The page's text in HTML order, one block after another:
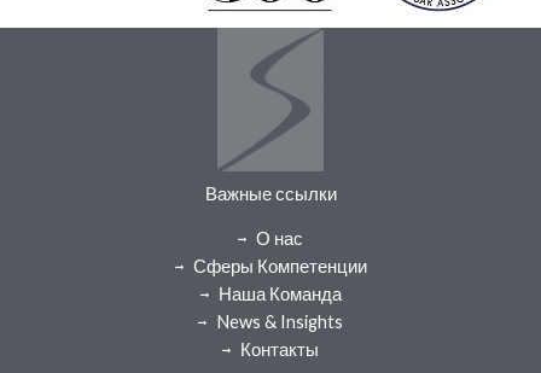
Важные ссылки
О нас
Сферы Компетенции
Наша Команда
News & Insights
Контакты